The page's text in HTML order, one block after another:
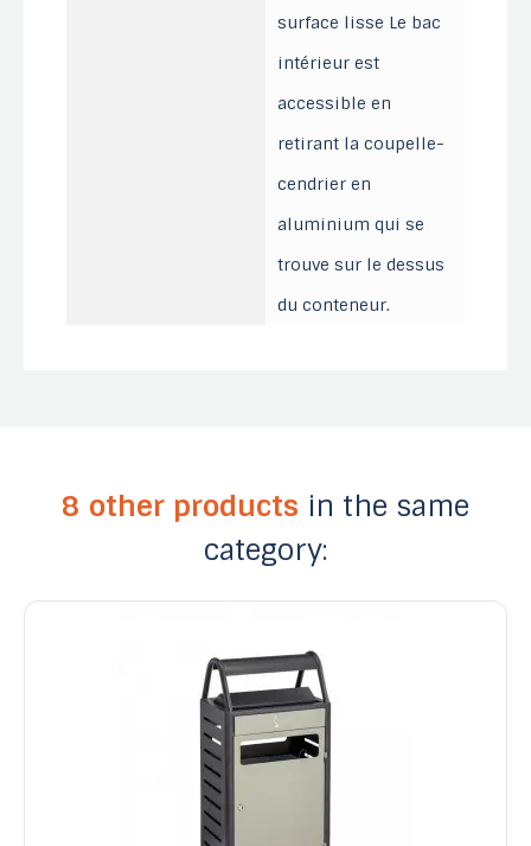
surface lisse Le bac
intérieur est
accessible en
retirant la coupelle-
cendrier en
aluminium qui se
trouve sur le dessus
du conteneur.
8 other products in the same
category: